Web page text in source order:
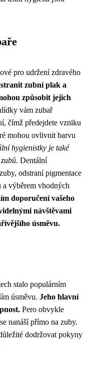
pro udržení zdravého
zubní plak a
způsobit jejich
vám zubař
čímž předejdete vzniku
mohou ovlivnit barvu
hygienistky je také
Dentální
odstraní pigmentace
a výběrem vhodných
doporučení vašeho
návštěvami
úsměvu.
stalo populárním
úsměvu. Jeho hlavní
Pero obvykle
nanáší přímo na zuby.
dodržovat pokyny